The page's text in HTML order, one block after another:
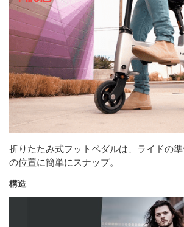
折りたたみ式フットペダルは、ライドの
の位置に簡単にスナップ。
構造